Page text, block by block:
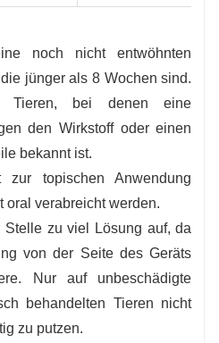
noch nicht entwöhnten
jünger als 8 Wochen sind.
Tieren, bei denen eine
den Wirkstoff oder einen
bekannt ist.
topischen Anwendung
oral verabreicht werden.
zu viel Lösung auf, da
von der Seite des Geräts
Nur auf unbeschädigte
behandelten Tieren nicht
zu putzen.